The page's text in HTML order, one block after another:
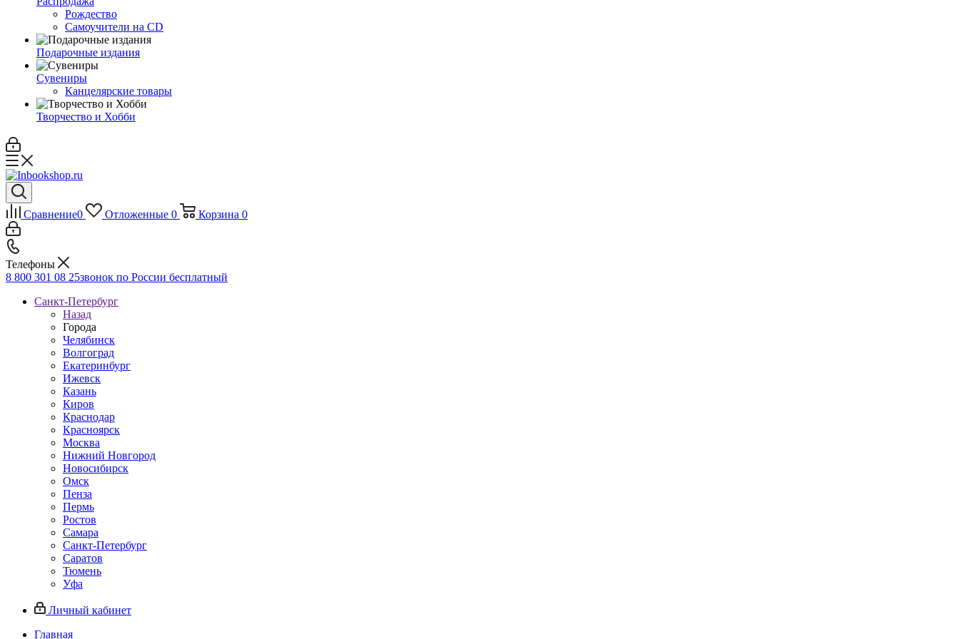
Рождество
Самоучители на CD
Подарочные издания
Сувениры
Канцелярские товары
Творчество и Хобби
Сравнение0 Отложенные 0 Корзина 0
Телефоны
8 800 301 08 25звонок по России бесплатный
Санкт-Петербург
Назад
Города
Челябинск
Волгоград
Екатеринбург
Ижевск
Казань
Киров
Краснодар
Красноярск
Москва
Нижний Новгород
Новосибирск
Омск
Пенза
Пермь
Ростов
Самара
Санкт-Петербург
Саратов
Тюмень
Уфа
Личный кабинет
Главная